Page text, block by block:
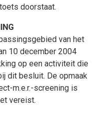
doorstaat.
van het
10 december 2004
op een activiteit die
dit besluit. De opmaak
m.e.r.-screening is
vereist.